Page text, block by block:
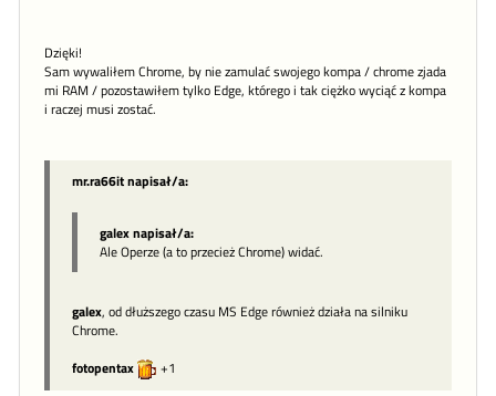
Dzięki!
Sam wywaliłem Chrome, by nie zamulać swojego kompa / chrome zjada
mi RAM / pozostawiłem tylko Edge, którego i tak ciężko wyciąć z kompa
i raczej musi zostać.
mr.ra66it napisał/a:
galex napisał/a:
Ale Operze (a to przecież Chrome) widać.
galex, od dłuższego czasu MS Edge również działa na silniku
Chrome.
fotopentax
+1